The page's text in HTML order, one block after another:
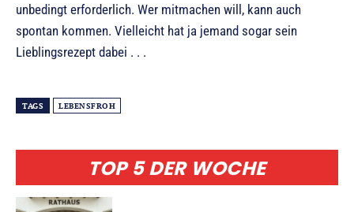
TOP 5 DER WOCHE
unbedingt erforderlich. Wer mitmachen will, kann auch
spontan kommen. Vielleicht hat ja jemand sogar sein
Lieblingsrezept dabei . . .
TAGS LEBENSFROH